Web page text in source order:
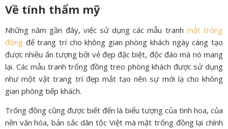
Về tính thẩm mỹ
Những năm gần đây, việc sử dụng các mẫu tranh mặt trống
đồng để trang trí cho không gian phòng khách ngày càng tạo
được nhiều ấn tượng bởi vẻ đẹp đặc biệt, độc đáo mà nó mang
lại. Các mẫu tranh trống đồng treo phòng khách được sử dụng
như một vật trang trí đẹp mắt tạo nên sự mới lạ cho không
gian phòng tiếp khách.
Trống đồng cũng được biết đến là biểu tượng của tinh hoa, của
nền văn hóa, bản sắc dân tộc Việt mà mặt trống đồng lại chính